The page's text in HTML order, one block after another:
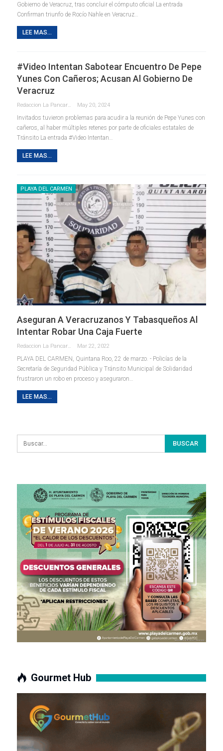
Gobierno de Veracruz, tras concluir el cómputo oficial La entrada
Confirman triunfo de Rocío Nahle en Veracruz…
LEE MAS...
#Video Intentan Sabotear Encuentro De Pepe
Yunes Con Cañeros; Acusan Al Gobierno De
Veracruz
Redaccion La Pancarta De Quintana Roo May 20, 2024
Invitados tuvieron problemas para acudir a la reunión de Pepe Yunes con
cañeros, al haber múltiples retenes por parte de oficiales estatales de
Tránsito La entrada #Video Intentan…
LEE MAS...
PLAYA DEL CARMEN
Aseguran A Veracruzanos Y Tabasqueños Al
Intentar Robar Una Caja Fuerte
Redaccion La Pancarta De Quintana Roo Mar 22, 2022
PLAYA DEL CARMEN, Quintana Roo, 22 de marzo. - Policías de la
Secretaría de Seguridad Pública y Tránsito Municipal de Solidaridad
frustraron un robo en proceso y aseguraron…
LEE MAS...
Gourmet Hub